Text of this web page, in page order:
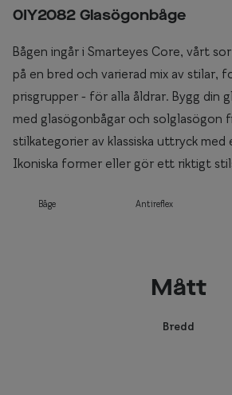
0IY2082 Glasögonbåge
Bågen ingår i Smarteyes Core, vårt
på en bred och varierad mix av stilar,
prisgrupper - för alla åldrar. Bygg din
med glasögonbågar och solglasögon
stilkategorier av klassiska uttryck med
Ikoniska former eller gör ett riktigt
Båge Antireflex
Mått
Bredd